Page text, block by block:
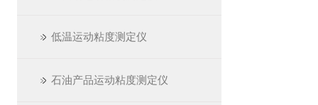
低温运动粘度测定仪
石油产品运动粘度测定仪